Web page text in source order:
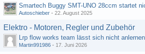
Smartech Buggy SMT-UNO 28ccm startet
Autoschieber - 22. August 2025
Elektro - Motoren, Regler und Zubehör
Lrp flow works team lässt sich nicht anlernen
Martin991986 - 17. Juni 2026